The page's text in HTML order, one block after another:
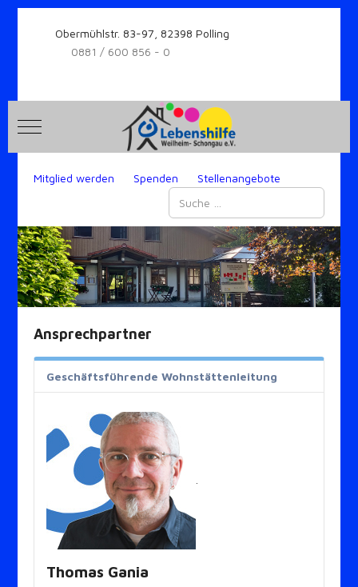
Obermühlstr. 83-97, 82398 Polling
0881 / 600 856 - 0
Mobile Menu Toggle
Mitglied werden Spenden
Stellenangebote
Ansprechpartner
Geschäftsführende Wohnstättenleitung
Thomas Gania